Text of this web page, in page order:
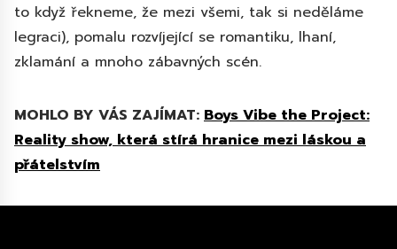
to když řekneme, že mezi všemi, tak si neděláme
legraci), pomalu rozvíjející se romantiku, lhaní,
zklamání a mnoho zábavných scén.
MOHLO BY VÁS ZAJÍMAT: Boys Vibe the Project:
Reality show, která stírá hranice mezi láskou a
přátelstvím